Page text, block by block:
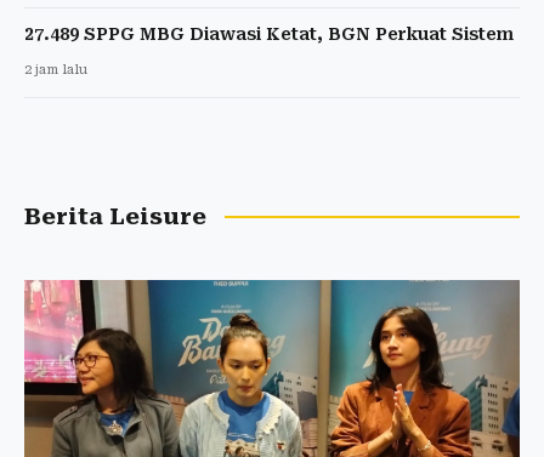
27.489 SPPG MBG Diawasi Ketat, BGN Perkuat Sistem
2 jam lalu
Berita Leisure